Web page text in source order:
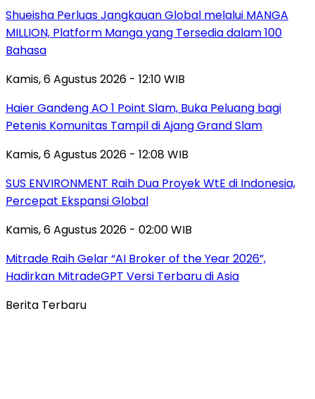
Shueisha Perluas Jangkauan Global melalui MANGA
MILLION, Platform Manga yang Tersedia dalam 100
Bahasa
Kamis, 6 Agustus 2026 - 12:10 WIB
Haier Gandeng AO 1 Point Slam, Buka Peluang bagi
Petenis Komunitas Tampil di Ajang Grand Slam
Kamis, 6 Agustus 2026 - 12:08 WIB
SUS ENVIRONMENT Raih Dua Proyek WtE di Indonesia,
Percepat Ekspansi Global
Kamis, 6 Agustus 2026 - 02:00 WIB
Mitrade Raih Gelar “AI Broker of the Year 2026”,
Hadirkan MitradeGPT Versi Terbaru di Asia
Berita Terbaru